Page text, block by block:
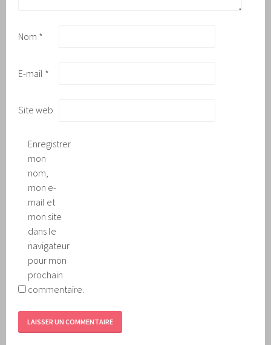
Nom *
E-mail *
Site web
Enregistrer
mon
nom,
mon e-
mail et
mon site
dans le
navigateur
pour mon
prochain
commentaire.